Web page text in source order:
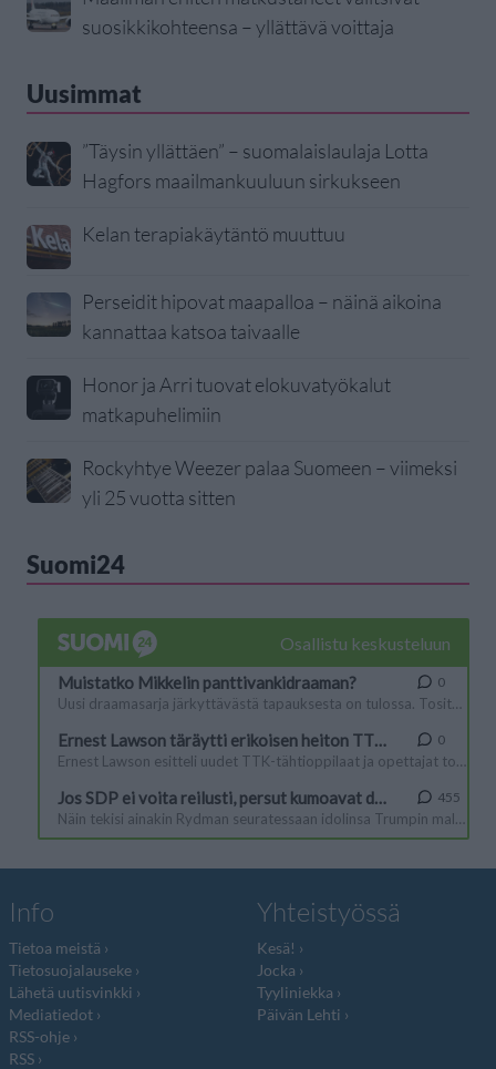
suosikkikohteensa – yllättävä voittaja
Uusimmat
”Täysin yllättäen” – suomalaislaulaja Lotta
Hagfors maailmankuuluun sirkukseen
Kelan terapiakäytäntö muuttuu
Perseidit hipovat maapalloa – näinä aikoina
kannattaa katsoa taivaalle
Honor ja Arri tuovat elokuvatyökalut
matkapuhelimiin
Rockyhtye Weezer palaa Suomeen – viimeksi
yli 25 vuotta sitten
Suomi24
Info
Tietoa meistä
Tietosuojalauseke
Lähetä uutisvinkki
Mediatiedot
RSS-ohje
RSS
Yhteistyössä
Kesä!
Jocka
Tyyliniekka
Päivän Lehti